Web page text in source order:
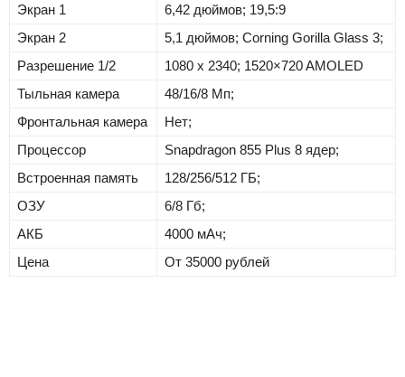
Экран 1
6,42 дюймов; 19,5:9
Экран 2
5,1 дюймов; Corning Gorilla Glass 3;
Разрешение 1/2
1080 x 2340; 1520×720 AMOLED
Тыльная камера
48/16/8 Мп;
Фронтальная камера
Нет;
Процессор
Snapdragon 855 Plus 8 ядер;
Встроенная память
128/256/512 ГБ;
ОЗУ
6/8 Гб;
АКБ
4000 мАч;
Цена
От 35000 рублей